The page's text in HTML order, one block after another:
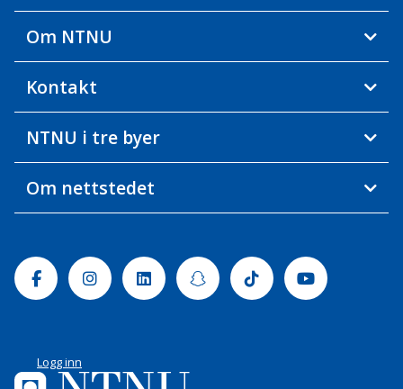
Om NTNU
Kontakt
NTNU i tre byer
Om nettstedet
FacebookInstagramLinkedinSnapchatTiktok Youtube
Logg inn